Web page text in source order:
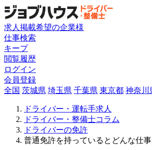
求人掲載希望の企業様
仕事検索
キープ
閲覧履歴
ログイン
会員登録
全国 茨城県 埼玉県 千葉県 東京都 神奈川
ドライバー・運転手求人
ドライバー・整備士コラム
ドライバーの免許
普通免許を持っているとどんな仕